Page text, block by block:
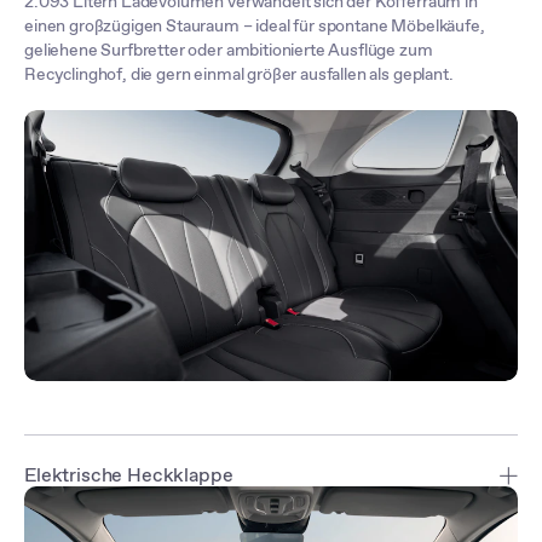
einen großzügigen Stauraum – ideal für spontane Möbelkäufe,
geliehene Surfbretter oder ambitionierte Ausflüge zum
Recyclinghof, die gern einmal größer ausfallen als geplant.
Elektrische Heckklappe
Die sensorgesteuerte intelligente Heckklappe* lässt sich freihändig